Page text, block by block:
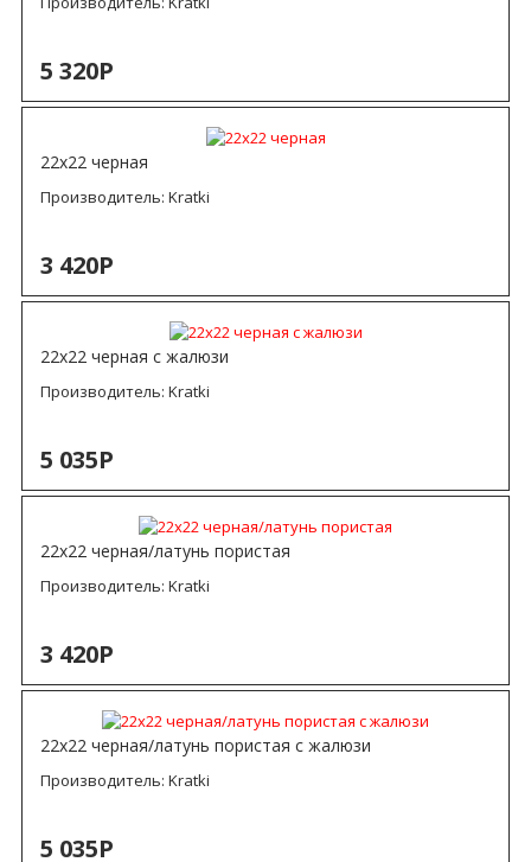
5 320Р
22х22 черная
Производитель: Kratki
3 420Р
22х22 черная с жалюзи
Производитель: Kratki
5 035Р
22х22 черная/латунь пористая
Производитель: Kratki
3 420Р
22х22 черная/латунь пористая с жалюзи
Производитель: Kratki
5 035Р